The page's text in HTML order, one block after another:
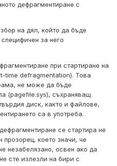
дефрагментиране с
на дял, който да бъде
за него
при стартиране на
time defragmentation). Това
не може да бъде
(pagefile.sys), съхраняващ
диск, както и файлове,
са в употреба.
се стартира не
което значи, че
незабелязано, освен ако да
сте излезли на бири с